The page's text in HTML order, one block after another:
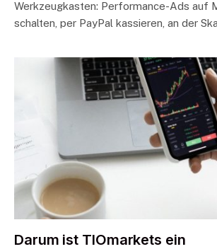
Werkzeugkasten: Performance-Ads auf
schalten, per PayPal kassieren, an der
Darum ist TIOmarkets ein